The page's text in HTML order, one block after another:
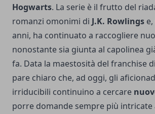
Hogwarts. La serie è il frutto del
romanzi omonimi di J.K. Rowlings
anni, ha continuato a raccogliere
nonostante sia giunta al capolinea
fa. Data la maestosità del franchise
pare chiaro che, ad oggi, gli
irriducibili continuino a cercare
porre domande sempre più intricate